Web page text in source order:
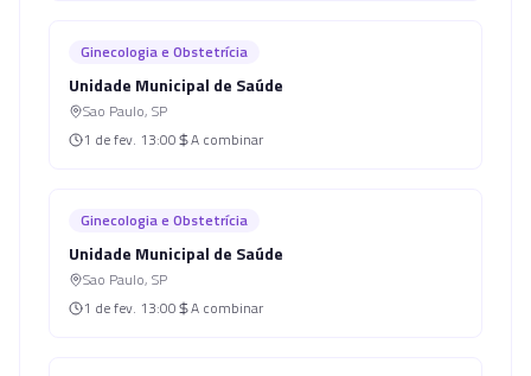
Ginecologia e Obstetrícia
Unidade Municipal de Saúde
Sao Paulo, SP
1 de fev. 13:00 A combinar
Ginecologia e Obstetrícia
Unidade Municipal de Saúde
Sao Paulo, SP
1 de fev. 13:00 A combinar